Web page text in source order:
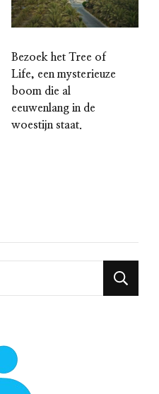
Bezoek het Tree of
Life, een mysterieuze
boom die al
eeuwenlang in de
woestijn staat.